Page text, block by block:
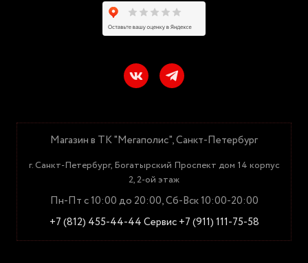
Магазин в ТК "Мегаполис", Санкт-Петербург
г. Санкт-Петербург, Богатырский Проспект дом 14 корпус
2, 2-ой этаж
Пн-Пт с 10:00 до 20:00, Сб-Вск 10:00-20:00
+7 (812) 455-44-44Сервис +7 (911) 111-75-58